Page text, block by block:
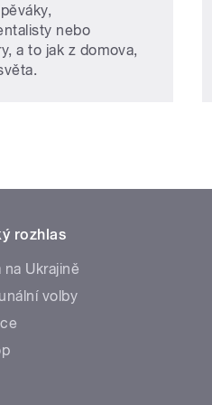
nebo
a to jak z domova,
rozhlas
na Ukrajině
volby